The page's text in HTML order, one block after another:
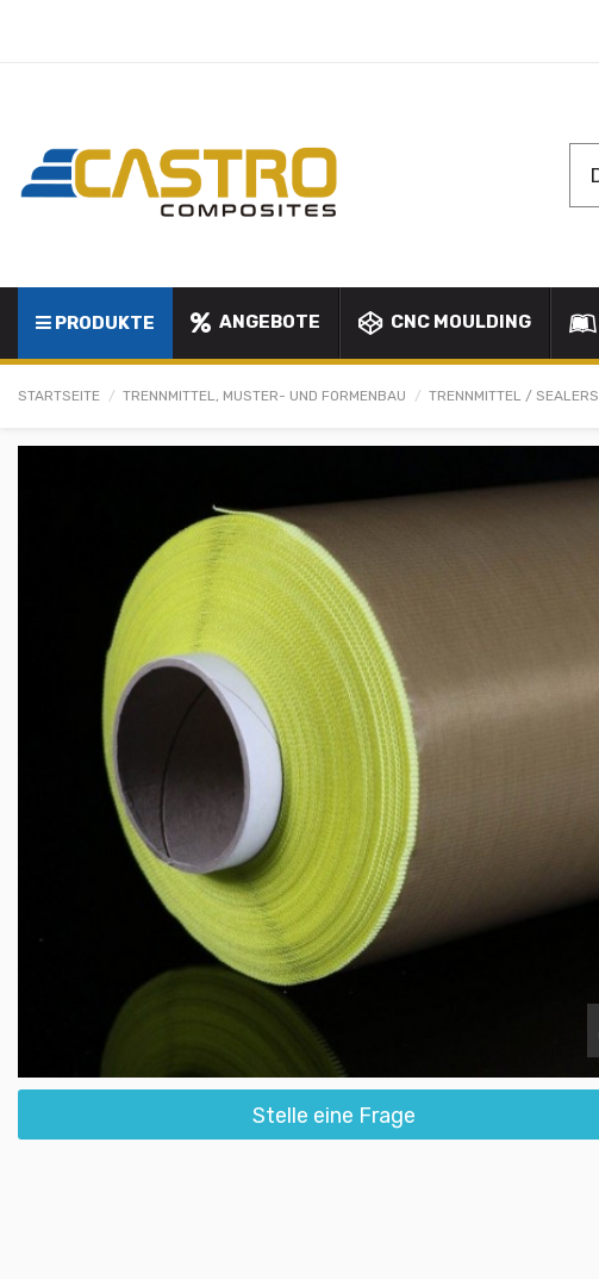
PRODUKTE ANGEBOTE CNC MOULDING
STARTSEITE TRENNMITTEL, MUSTER- UND FORMENBAU TRENNMITTEL / SEALERS
Stelle eine Frage